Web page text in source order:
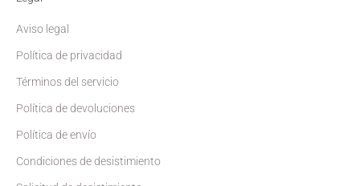
Aviso legal
Política de privacidad
Términos del servicio
Política de devoluciones
Política de envío
Condiciones de desistimiento